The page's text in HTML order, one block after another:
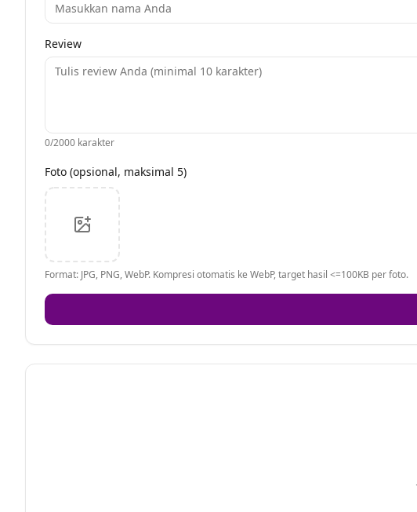
Review
0/2000 karakter
Foto (opsional, maksimal 5)
Format: JPG, PNG, WebP. Kompresi otomatis ke WebP, target hasil <=100KB per foto.